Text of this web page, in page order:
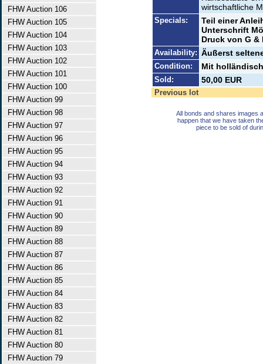
FHW Auction 106
FHW Auction 105
FHW Auction 104
FHW Auction 103
FHW Auction 102
FHW Auction 101
FHW Auction 100
FHW Auction 99
FHW Auction 98
FHW Auction 97
FHW Auction 96
FHW Auction 95
FHW Auction 94
FHW Auction 93
FHW Auction 92
FHW Auction 91
FHW Auction 90
FHW Auction 89
FHW Auction 88
FHW Auction 87
FHW Auction 86
FHW Auction 85
FHW Auction 84
FHW Auction 83
FHW Auction 82
FHW Auction 81
FHW Auction 80
FHW Auction 79
wirtschaftliche
Specials:
Teil einer
Unterschrift
Druck von G &
Availability: Äußerst
Condition: Mit
Sold: 50,00 EUR
Previous lot
All bonds and shares images
happen that we have taken
piece to be sold of